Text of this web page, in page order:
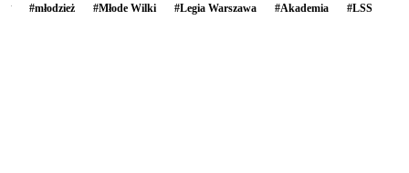
#młodzież #Młode Wilki #Legia Warszawa #Akademia #LSS